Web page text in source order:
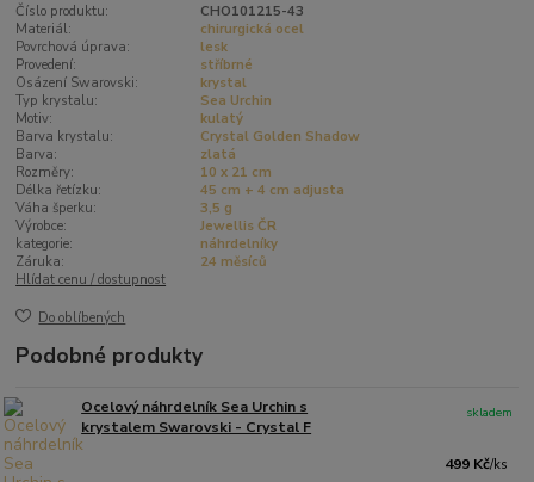
Číslo produktu:
CHO101215-43
Materiál:
chirurgická ocel
Povrchová úprava:
lesk
Provedení:
stříbrné
Osázení Swarovski:
krystal
Typ krystalu:
Sea Urchin
Motiv:
kulatý
Barva krystalu:
Crystal Golden Shadow
Barva:
zlatá
Rozměry:
10 x 21 cm
Délka řetízku:
45 cm + 4 cm adjusta
Váha šperku:
3,5 g
Výrobce:
Jewellis ČR
kategorie:
náhrdelníky
Záruka:
24 měsíců
Hlídat cenu / dostupnost
Do oblíbených
Podobné produkty
Ocelový náhrdelník Sea Urchin s
krystalem Swarovski - Crystal F
499 Kč/ks
skladem